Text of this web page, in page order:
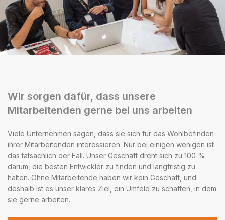
Wir sorgen dafür, dass unsere
Mitarbeitenden gerne bei uns arbeiten
Viele Unternehmen sagen, dass sie sich für das Wohlbefinden
ihrer Mitarbeitenden interessieren. Nur bei einigen wenigen ist
das tatsächlich der Fall. Unser Geschäft dreht sich zu 100 %
darum, die besten Entwickler zu finden und langfristig zu
halten. Ohne Mitarbeitende haben wir kein Geschäft, und
deshalb ist es unser klares Ziel, ein Umfeld zu schaffen, in dem
sie gerne arbeiten.